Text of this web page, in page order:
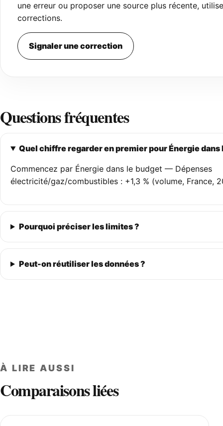
une erreur ou proposer une source plus récente,
corrections.
Signaler une correction
Questions fréquentes
Quel chiffre regarder en premier pour Énergie dans
Commencez par Énergie dans le budget — Dépenses
électricité/gaz/combustibles : +1,3 % (volume, France,
Pourquoi préciser les limites ?
Peut-on réutiliser les données ?
À LIRE AUSSI
Comparaisons liées